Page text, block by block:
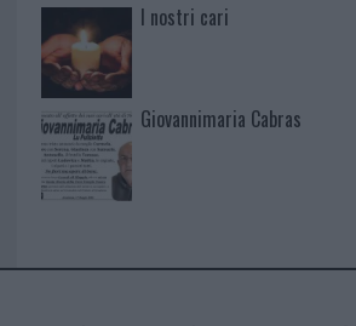
I nostri cari
Giovannimaria Cabras